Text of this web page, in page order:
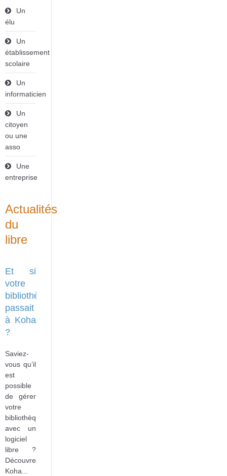
Un
élu
Un
établissement
scolaire
Un
informaticien
Un
citoyen
ou une
asso
Une
entreprise
Actualités
du
libre
Et si
votre
bibliothèque
passait
à Koha
?
Saviez-
vous qu’il
est
possible
de gérer
votre
bibliothèque
avec un
logiciel
libre ?
Découvrez
Koha...